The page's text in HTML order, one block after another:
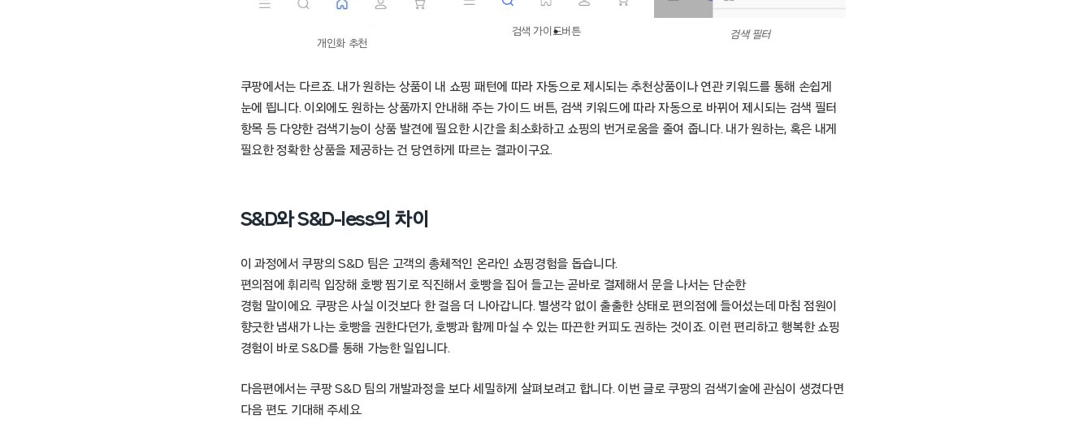
개인화 추천
검색 가이드버튼 검색 필터
쿠팡에서는 다르죠. 내가 원하는 상품이 내 쇼핑 패턴에 따라 자동으로 제시되는 추천상품이나 연관 키워드를 통해 손쉽게
눈에 띕니다. 이외에도 원하는 상품까지 안내해 주는 가이드 버튼, 검색 키워드에 따라 자동으로 바뀌어 제시되는 검색 필터
항목 등 다양한 검색기능이 상품 발견에 필요한 시간을 최소화하고 쇼핑의 번거로움을 줄여 줍니다. 내가 원하는, 혹은 내게
필요한 정확한 상품을 제공하는 건 당연하게 따르는 결과이구요.
S&D와 S&D-less의 차이
이 과정에서 쿠팡의 S&D 팀은 고객의 총체적인 온라인 쇼핑경험을 돕습니다.
편의점에 휘리릭 입장해 호빵 찜기로 직진해서 호빵을 집어 들고는 곧바로 결제해서 문을 나서는 단순한
경험 말이에요. 쿠팡은 사실 이것보다 한 걸음 더 나아갑니다. 별생각 없이 출출한 상태로 편의점에 들어섰는데 마침 점원이
향긋한 냄새가 나는 호빵을 권한다던가, 호빵과 함께 마실 수 있는 따끈한 커피도 권하는 것이죠. 이런 편리하고 행복한 쇼핑
경험이 바로 S&D를 통해 가능한 일입니다.
다음편에서는 쿠팡 S&D 팀의 개발과정을 보다 세밀하게 살펴보려고 합니다. 이번 글로 쿠팡의 검색기술에 관심이 생겼다면
다음 편도 기대해 주세요.